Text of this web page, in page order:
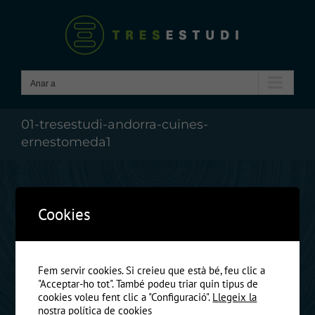
Anar a
01-tresestudi-andorra-cuines-
ernestomeda1
Cookies
Fem servir cookies. Si creieu que està bé, feu clic a
"Acceptar-ho tot". També podeu triar quin tipus de
cookies voleu fent clic a "Configuració". Llegeix la
nostra política de cookies